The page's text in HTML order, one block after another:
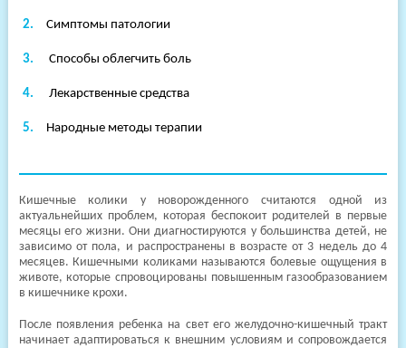
Симптомы патологии
Способы облегчить боль
Лекарственные средства
Народные методы терапии
Кишечные колики у новорожденного считаются одной из
актуальнейших проблем, которая беспокоит родителей в первые
месяцы его жизни. Они диагностируются у большинства детей, не
зависимо от пола, и распространены в возрасте от 3 недель до 4
месяцев. Кишечными коликами называются болевые ощущения в
животе, которые спровоцированы повышенным газообразованием
в кишечнике крохи.
После появления ребенка на свет его желудочно-кишечный тракт
начинает адаптироваться к внешним условиям и сопровождается